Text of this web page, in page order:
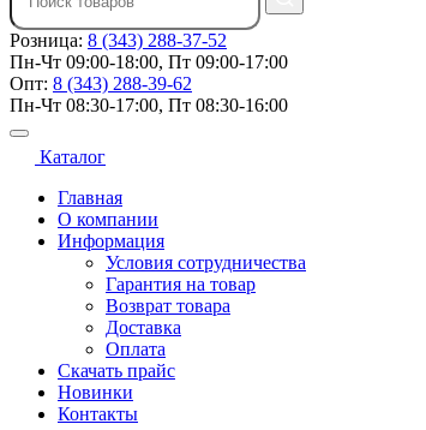
Розница: 8 (343) 288-37-52
Пн-Чт 09:00-18:00, Пт 09:00-17:00
Опт: 8 (343) 288-39-62
Пн-Чт 08:30-17:00, Пт 08:30-16:00
Каталог
Главная
О компании
Информация
Условия сотрудничества
Гарантия на товар
Возврат товара
Доставка
Оплата
Скачать прайс
Новинки
Контакты